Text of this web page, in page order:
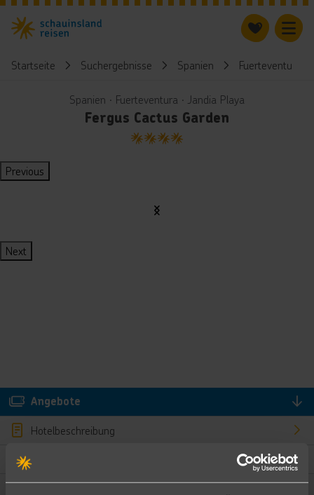
Startseite Suchergebnisse Spanien Fuerteventura
Spanien ∙ Fuerteventura ∙ Jandia Playa
Fergus Cactus Garden
4
Previous
Next
Angebote
Hotelbeschreibung
Bewertungen